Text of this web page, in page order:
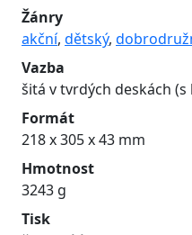
Žánry
akční, dětský,
Vazba
šitá v tvrdých deskách
Formát
218 x 305 x 43 mm
Hmotnost
3243 g
Tisk